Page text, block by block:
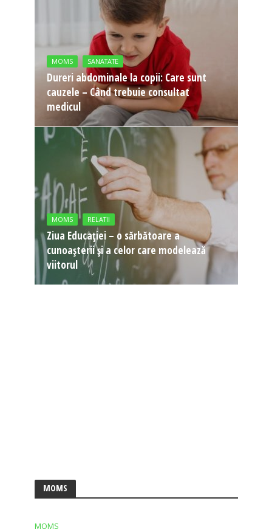
MOMS SANATATE
Dureri abdominale la copii: Care sunt
cauzele – Când trebuie consultat
medicul
MOMS RELATII
Ziua Educației – o sărbătoare a
cunoașterii și a celor care modelează
viitorul
MOMS
MOMS